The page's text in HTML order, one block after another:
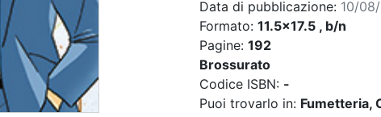
Data di pubblicazione: 10/
Formato: 11.5x17.5 , b/n
Pagine: 192
Brossurato
Codice ISBN: -
Puoi trovarlo in: Fumetteria,